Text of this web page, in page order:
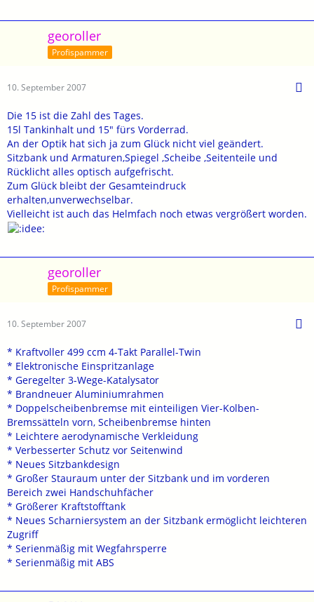
georoller
Profispammer
10. September 2007
Die 15 ist die Zahl des Tages.
15l Tankinhalt und 15" fürs Vorderrad.
An der Optik hat sich ja zum Glück nicht viel geändert.
Sitzbank und Armaturen,Spiegel ,Scheibe ,Seitenteile und
Rücklicht alles optisch aufgefrischt.
Zum Glück bleibt der Gesamteindruck
erhalten,unverwechselbar.
Vielleicht ist auch das Helmfach noch etwas vergrößert worden.
georoller
Profispammer
10. September 2007
* Kraftvoller 499 ccm 4-Takt Parallel-Twin
* Elektronische Einspritzanlage
* Geregelter 3-Wege-Katalysator
* Brandneuer Aluminiumrahmen
* Doppelscheibenbremse mit einteiligen Vier-Kolben-
Bremssätteln vorn, Scheibenbremse hinten
* Leichtere aerodynamische Verkleidung
* Verbesserter Schutz vor Seitenwind
* Neues Sitzbankdesign
* Großer Stauraum unter der Sitzbank und im vorderen
Bereich zwei Handschuhfächer
* Größerer Kraftstofftank
* Neues Scharniersystem an der Sitzbank ermöglicht leichteren
Zugriff
* Serienmäßig mit Wegfahrsperre
* Serienmäßig mit ABS